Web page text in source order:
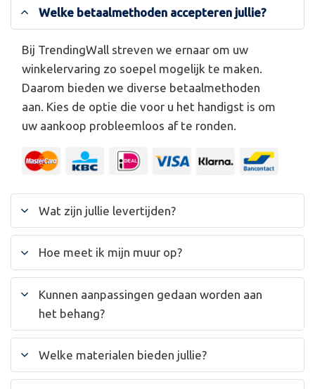
Welke betaalmethoden accepteren jullie?
Bij TrendingWall streven we ernaar om uw
winkelervaring zo soepel mogelijk te maken.
Daarom bieden we diverse betaalmethoden
aan. Kies de optie die voor u het handigst is om
uw aankoop probleemloos af te ronden.
Wat zijn jullie levertijden?
Hoe meet ik mijn muur op?
Kunnen aanpassingen gedaan worden aan
het behang?
Welke materialen bieden jullie?